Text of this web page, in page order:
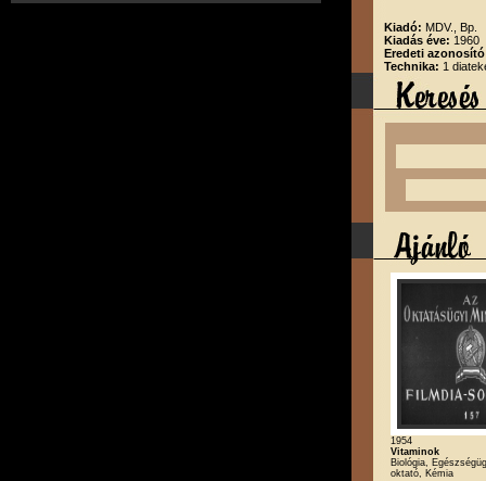
Kiadó: MDV., Bp.
Kiadás éve: 1960
Eredeti
Technika: 1
1954
Vitaminok
Biológia,
oktató, Kémia